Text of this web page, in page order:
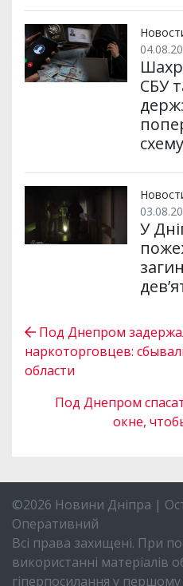
СБУ
схему
У
Под Днепром
наркоторговцев:
области
Под Днепром
окне,
©2026 Новини Дніпра |
Оперативний
Всі права захищені. При
використанні матеріалів
гіперпосилання у першому